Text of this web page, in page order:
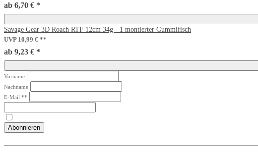
ab 6,70 € *
Savage Gear 3D Roach RTF 12cm 34g - 1 montierter Gummifisch
UVP 10,99 €
ab 9,23 € *
Vorname
Nachname
E-Mail **
Abonnieren